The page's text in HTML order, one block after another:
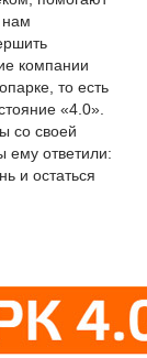
нам
компании
то есть
«4.0».
со своей
ему ответили:
и остаться